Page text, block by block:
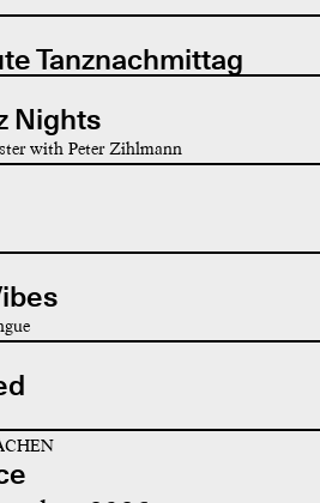
Tanznachmittag
Nights
with Peter Zihlmann